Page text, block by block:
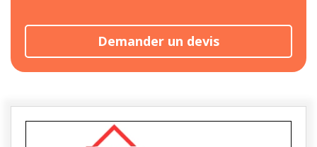
Demander un devis